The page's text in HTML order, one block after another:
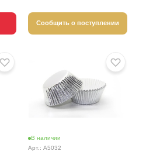
Сообщить о поступлении
В наличии
Арт.: A5032